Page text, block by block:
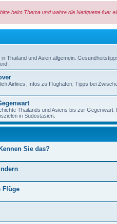
beim Thema und wahre die Netiquette fuer
Thailand und Asien allgemein.
Airlines, Infos zu Flughäfen, Tipps bei
Thailands und Asiens bis zur
in Südostasien.
Sie das?
Flüge